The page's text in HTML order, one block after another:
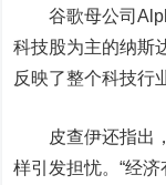
谷歌母公司
科技股为主的纳斯
反映了整个科技行
皮查伊还指出，
样引发担忧。“经